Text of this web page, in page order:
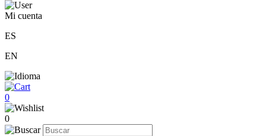
Mi cuenta
ES
EN
0
0